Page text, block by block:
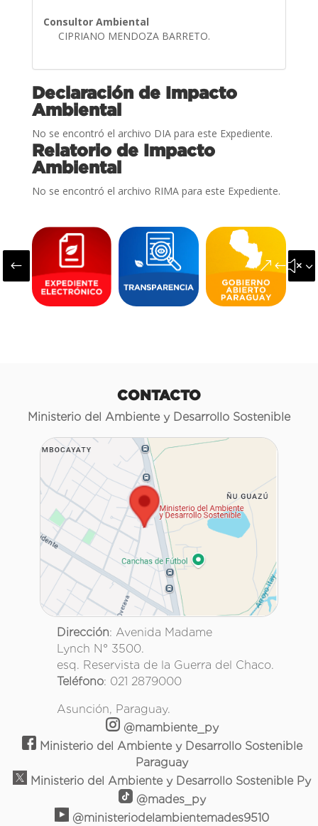
Consultor Ambiental
CIPRIANO MENDOZA BARRETO.
Declaración de Impacto
Ambiental
No se encontró el archivo DIA para este Expediente.
Relatorio de Impacto
Ambiental
No se encontró el archivo RIMA para este Expediente.
#
CONTACTO
Ministerio del Ambiente y Desarrollo Sostenible
Dirección: Avenida Madame
Lynch N° 3500.
esq. Reservista de la Guerra del Chaco.
Teléfono: 021 2879000
Asunción, Paraguay.
@mambiente_py
Ministerio del Ambiente y Desarrollo Sostenible
Paraguay
Ministerio del Ambiente y Desarrollo Sostenible Py
@mades_py
@ministeriodelambientemades9510